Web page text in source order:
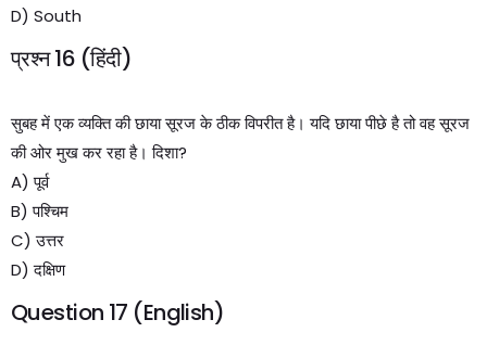
D) South
प्रश्न 16 (हिंदी)
सुबह में एक व्यक्ति की छाया सूरज के ठीक विपरीत है। यदि छाया पीछे है तो वह सूरज
की ओर मुख कर रहा है। दिशा?
A) पूर्व
B) पश्चिम
C) उत्तर
D) दक्षिण
Question 17 (English)